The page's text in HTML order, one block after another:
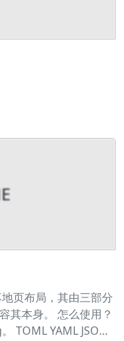
页布局，其由三部分
其本身。 怎么使用？
TOML YAML JSON